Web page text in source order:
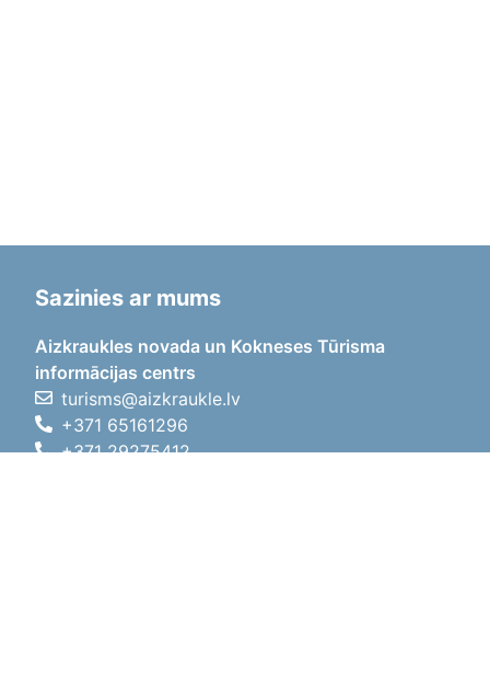
Sazinies ar mums
Aizkraukles novada un Kokneses Tūrisma
informācijas centrs
turisms@aizkraukle.lv
+371 65161296
+371 29275412